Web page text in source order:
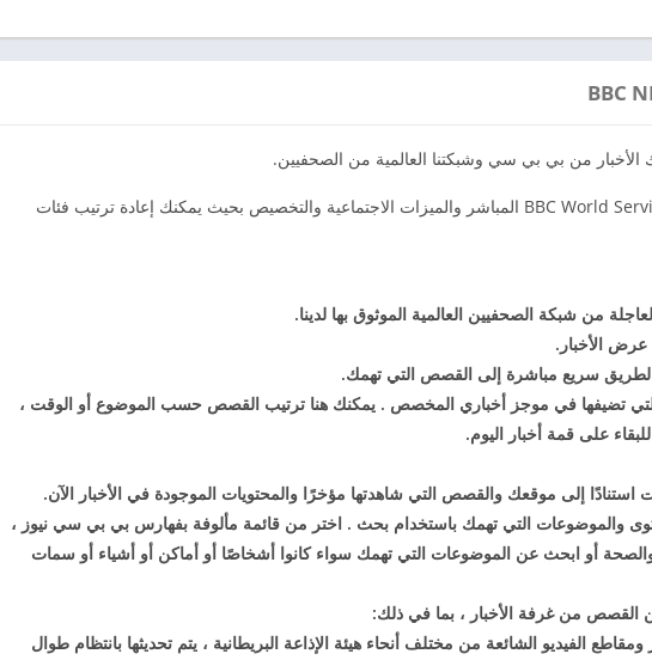
من بي بي سي وشبكتنا العالمية من الصحفيين.
يوفر التطبيق أيضًا بث BBC World Service Radio المباشر والميزات الاجتماعية والتخصيص بحيث يمكنك إعادة ترتيب فئات
من شبكة الصحفيين العالمية الموثوق بها لدينا.
الأخبار.
لطريق سريع مباشرة إلى القصص التي تهمك.
تضيفها في موجز أخباري المخصص . يمكنك هنا ترتيب القصص حسب الموضوع أو الوقت ،
على قمة أخبار اليوم.
إلى موقعك والقصص التي شاهدتها مؤخرًا والمحتويات الموجودة في الأخبار الآن.
والموضوعات التي تهمك باستخدام بحث . اختر من قائمة مألوفة بفهارس بي بي سي نيوز ،
والصحة أو ابحث عن الموضوعات التي تهمك سواء كانوا أشخاصًا أو أماكن أو أشياء أو سمات
القصص من غرفة الأخبار ، بما في ذلك:
الفيديو الشائعة من مختلف أنحاء هيئة الإذاعة البريطانية ، يتم تحديثها بانتظام طوال